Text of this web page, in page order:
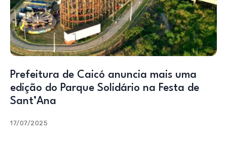
Prefeitura de Caicó anuncia mais uma
edição do Parque Solidário na Festa de
Sant’Ana
17/07/2025